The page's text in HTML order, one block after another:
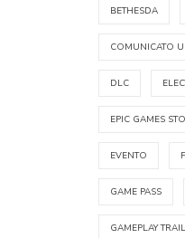
BETHESDA
COMUNICATO
DLC
EPIC GAMES
EVENTO
GAME PASS
GAMEPLAY